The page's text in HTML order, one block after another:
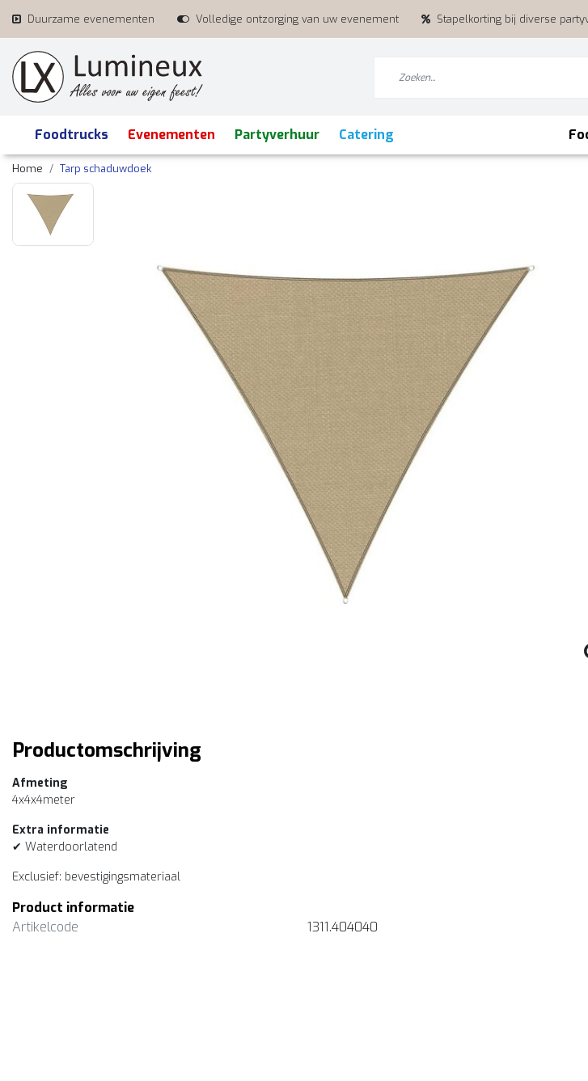
Duurzame evenementen Volledige ontzorging van uw evenement Stapelkorting bij diverse
Foodtrucks Evenementen Partyverhuur Catering
Home Tarp schaduwdoek
Productomschrijving
Afmeting
4x4x4meter
Extra informatie
✔ Waterdoorlatend
Exclusief: bevestigingsmateriaal
Product informatie
Artikelcode
1311.404040